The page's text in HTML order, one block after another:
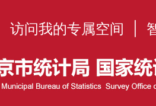
访问我的专属空间